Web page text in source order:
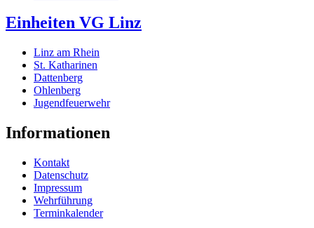
Einheiten VG Linz
Linz am Rhein
St. Katharinen
Dattenberg
Ohlenberg
Jugendfeuerwehr
Informationen
Kontakt
Datenschutz
Impressum
Wehrführung
Terminkalender